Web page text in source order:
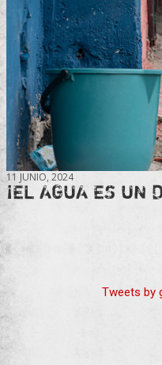
11 JUNIO, 2024
¡EL AGUA ES UN
Tweets by